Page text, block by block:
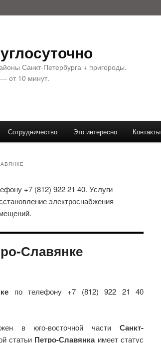
Санкт-Петербурга + пригороды.
от 10 минут.
Сотрудничество Это интересно Контакты
+7 (812) 922 21 40. Услуги
электроснабжения
Славянке
по телефону +7 (812) 922 21 40
в юго-восточной частиСанкт-
статьи Петро-Славянкаимеет статус